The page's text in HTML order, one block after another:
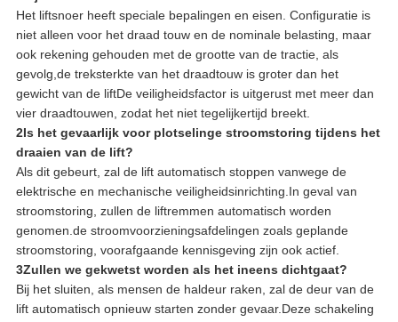
Het liftsnoer heeft speciale bepalingen en eisen. Configuratie is
niet alleen voor het draad touw en de nominale belasting, maar
ook rekening gehouden met de grootte van de tractie, als
gevolg,de treksterkte van het draadtouw is groter dan het
gewicht van de liftDe veiligheidsfactor is uitgerust met meer dan
vier draadtouwen, zodat het niet tegelijkertijd breekt.
2Is het gevaarlijk voor plotselinge stroomstoring tijdens het
draaien van de lift?
Als dit gebeurt, zal de lift automatisch stoppen vanwege de
elektrische en mechanische veiligheidsinrichting.In geval van
stroomstoring, zullen de liftremmen automatisch worden
genomen.de stroomvoorzieningsafdelingen zoals geplande
stroomstoring, voorafgaande kennisgeving zijn ook actief.
3Zullen we gekwetst worden als het ineens dichtgaat?
Bij het sluiten, als mensen de haldeur raken, zal de deur van de
lift automatisch opnieuw starten zonder gevaar.Deze schakeling